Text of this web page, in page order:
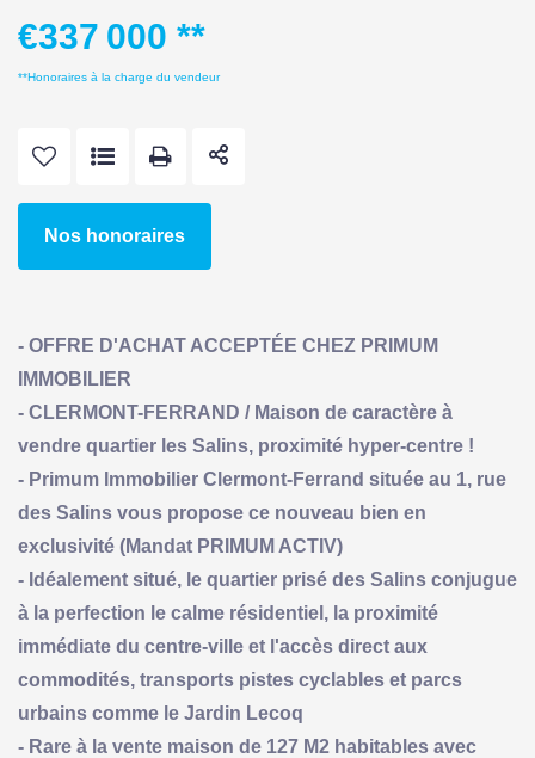
€337 000 **
**Honoraires à la charge du vendeur
Nos honoraires
- OFFRE D'ACHAT ACCEPTÉE CHEZ PRIMUM
IMMOBILIER
- CLERMONT-FERRAND / Maison de caractère à
vendre quartier les Salins, proximité hyper-centre !
- Primum Immobilier Clermont-Ferrand située au 1, rue
des Salins vous propose ce nouveau bien en
exclusivité (Mandat PRIMUM ACTIV)
- Idéalement situé, le quartier prisé des Salins conjugue
à la perfection le calme résidentiel, la proximité
immédiate du centre-ville et l'accès direct aux
commodités, transports pistes cyclables et parcs
urbains comme le Jardin Lecoq
- Rare à la vente maison de 127 M2 habitables avec